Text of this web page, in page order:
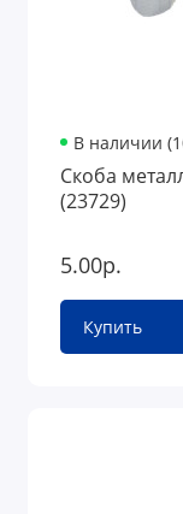
В наличии
Скоба
(23729)
5.00р.
Купить